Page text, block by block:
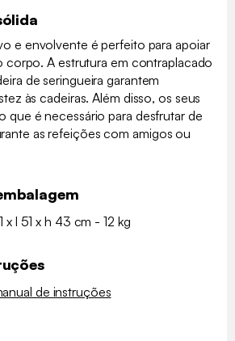
e envolvente é perfeito para apoiar
corpo. A estrutura em contraplacado
de seringueira garantem
às cadeiras. Além disso, os seus
que é necessário para desfrutar de
as refeições com amigos ou
x l 51 x h 43 cm - 12 kg
de instruções